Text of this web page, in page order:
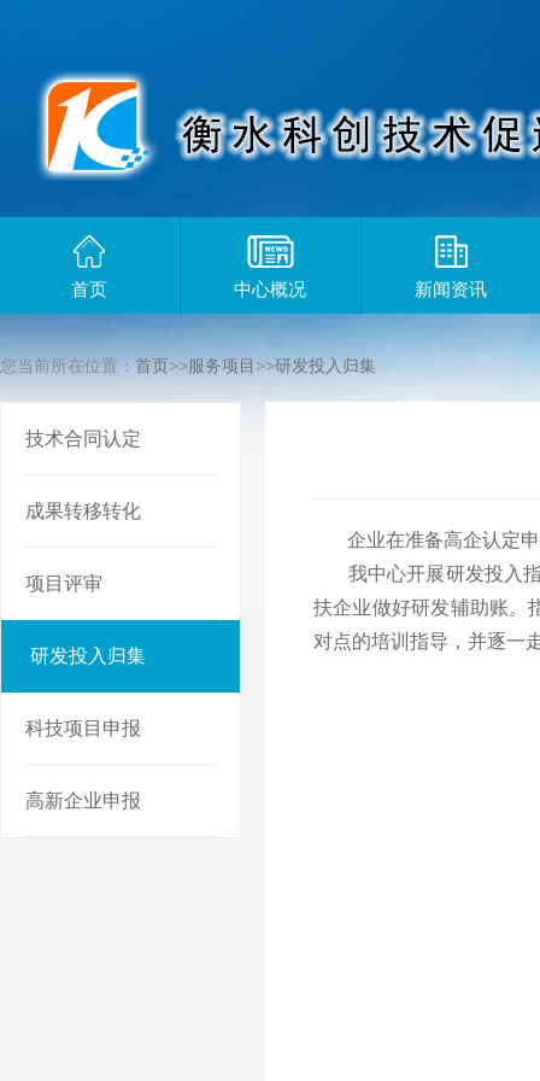
首页 中心概况 新闻资讯
您当前所在位置： 首页>>服务项目>>研发投入归集
技术合同认定
成果转移转化
项目评审
研发投入归集
科技项目申报
高新企业申报
企业在准备高企认定申
我中心开展研发投入指
扶企业做好研发辅助账。
对点的培训指导，并逐一